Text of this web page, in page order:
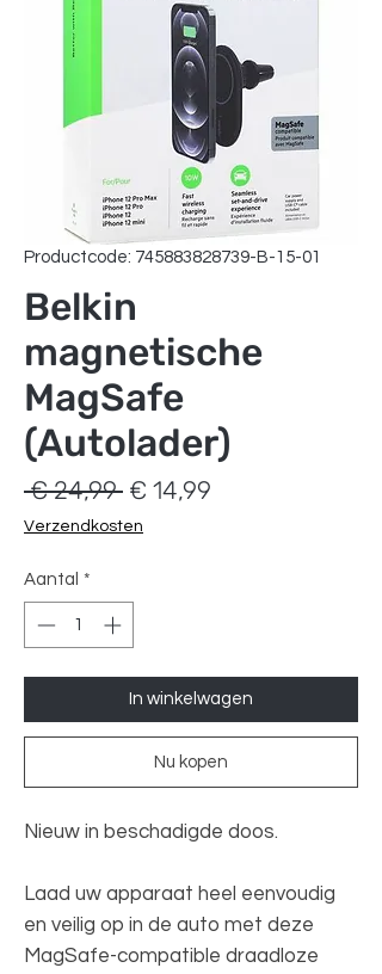
Productcode: 745883828739-B-15-01
Belkin
magnetische
MagSafe
(Autolader)
€ 24,99 Normale
prijs
€ 14,99
Verzendkosten
Aantal *
In winkelwagen
Nu kopen
Nieuw in beschadigde doos.
Laad uw apparaat heel eenvoudig
en veilig op in de auto met deze
MagSafe-compatible draadloze